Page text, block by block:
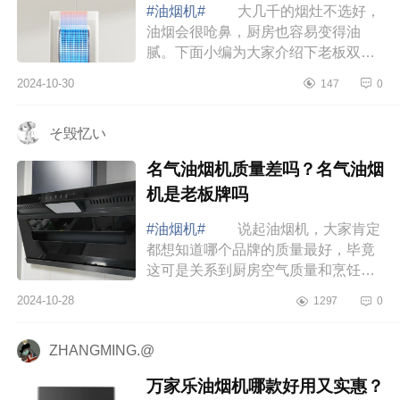
#油烟机#
大几千的烟灶不选好，
油烟会很呛鼻，厨房也容易变得油
腻。下面小编为大家介绍下老板双子
s55哪个好 老板双子星E1会跑烟
2024-10-30 147 0
そ毁忆い
名气油烟机质量差吗？名气油烟
机是老板牌吗
#油烟机#
说起油烟机，大家肯定
都想知道哪个品牌的质量最好，毕竟
这可是关系到厨房空气质量和烹饪体
下名气油烟机质量差吗？名气油烟机
2024-10-28 1297 0
ZHANGMING.@
万家乐油烟机哪款好用又实惠？